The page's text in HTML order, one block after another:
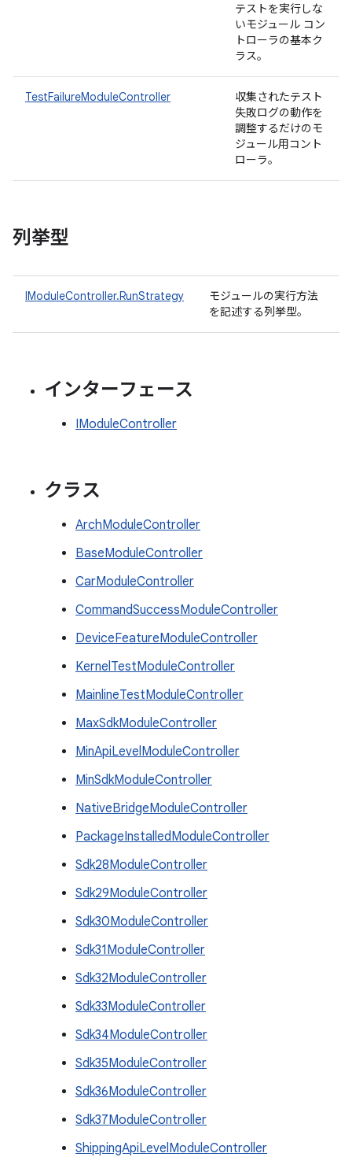
テストを実行しな
いモジュール コン
トローラの基本ク
ラス。
TestFailureModuleController
収集されたテスト
失敗ログの動作を
調整するだけのモ
ジュール用コント
ローラ。
列挙型
IModuleController.RunStrategy
モジュールの実行方法
を記述する列挙型。
インターフェース
IModuleController
クラス
ArchModuleController
BaseModuleController
CarModuleController
CommandSuccessModuleController
DeviceFeatureModuleController
KernelTestModuleController
MainlineTestModuleController
MaxSdkModuleController
MinApiLevelModuleController
MinSdkModuleController
NativeBridgeModuleController
PackageInstalledModuleController
Sdk28ModuleController
Sdk29ModuleController
Sdk30ModuleController
Sdk31ModuleController
Sdk32ModuleController
Sdk33ModuleController
Sdk34ModuleController
Sdk35ModuleController
Sdk36ModuleController
Sdk37ModuleController
ShippingApiLevelModuleController